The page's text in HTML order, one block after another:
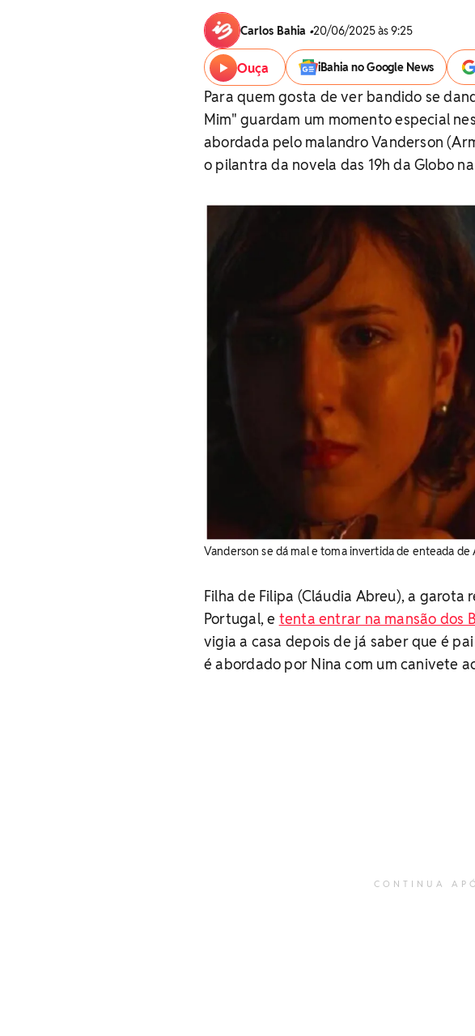
Carlos Bahia •20/06/2025 às 9:25
Ouça iBahia no Google News
Para quem gosta de ver bandido se
Mim" guardam um momento especial
abordada pelo malandro Vanderson
o pilantra da novela das 19h da Globo
Vanderson se dá mal e toma invertida de enteada
Filha de Filipa (Cláudia Abreu), a
Portugal, e tenta entrar na mansão dos
vigia a casa depois de já saber que é
é abordado por Nina com um canivete
CONTINUA